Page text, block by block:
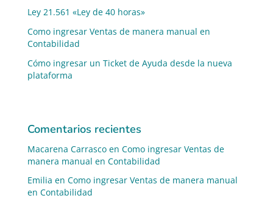
Ley 21.561 «Ley de 40 horas»
Como ingresar Ventas de manera manual en
Contabilidad
Cómo ingresar un Ticket de Ayuda desde la nueva
plataforma
Comentarios recientes
Macarena Carrasco en Como ingresar Ventas de
manera manual en Contabilidad
Emilia en Como ingresar Ventas de manera manual
en Contabilidad